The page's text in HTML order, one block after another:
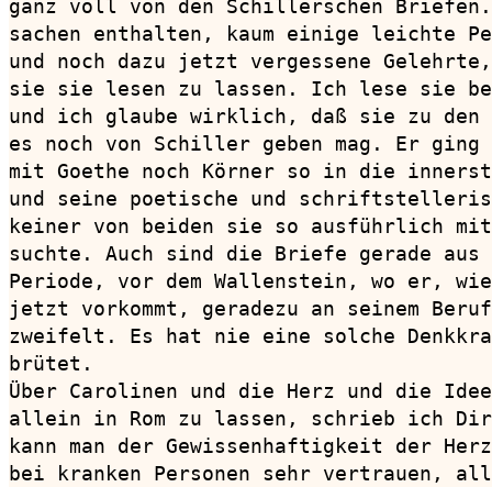
ganz voll von den Schillerschen
sachen enthalten, kaum einige leichte
und noch dazu jetzt vergessene
sie sie lesen zu lassen. Ich lese sie
und ich glaube wirklich, daß sie zu den
es noch von Schiller geben mag. Er ging
mit Goethe noch Körner so in die
und seine poetische und
keiner von beiden sie so ausführlich
suchte. Auch sind die Briefe gerade aus
Periode, vor dem Wallenstein, wo er,
jetzt vorkommt, geradezu an seinem
zweifelt. Es hat nie eine solche
brütet.
Über Carolinen und die Herz und die
allein in Rom zu lassen, schrieb ich
kann man der Gewissenhaftigkeit der
bei kranken Personen sehr vertrauen,